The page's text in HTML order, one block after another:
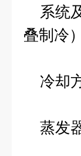
系统
叠制冷）
冷却
蒸发